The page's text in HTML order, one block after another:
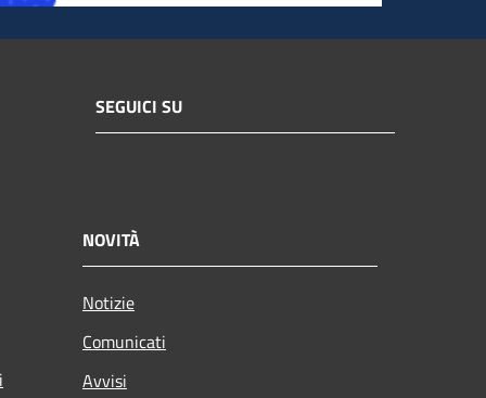
SEGUICI SU
NOVITÀ
Notizie
Comunicati
Avvisi